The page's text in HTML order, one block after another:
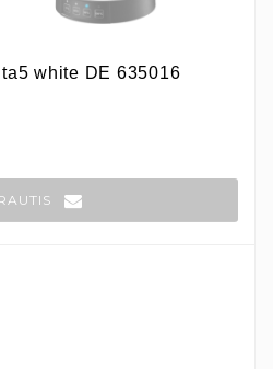
white DE 635016